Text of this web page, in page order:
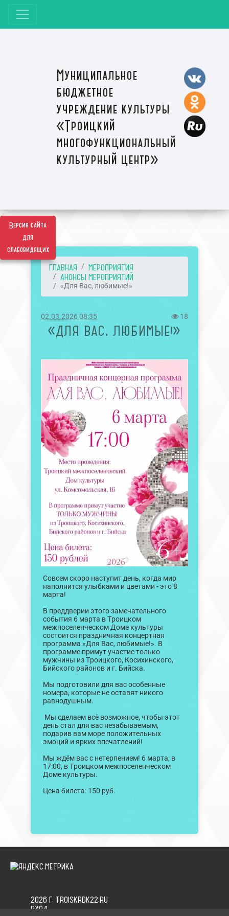
Версия сайта
для
слабовидящих
Муниципальное
бюджетное
учреждение культуры
«Троицкий
многофункциональный
культурный центр»
ГЛАВНАЯ
МЕРОПРИЯТИЯ
АНОНСЫ МЕРОПРИЯТИЙ
«Для Вас, любимые!»
02.03.2026 08:35 18
«ДЛЯ ВАС, ЛЮБИМЫЕ!»
Совсем скоро наступит день, когда мир
наполнится улыбками и цветами - это 8
марта!
В преддверии этого замечательного
события 6 марта в Троицком
межпоселенческом Доме культуры
состоится праздничная концертная
программа «Для Вас, любимые!». В
программе примут участие только
мужчины из Троицкого, Косихинского,
Бийского районов и г. Бийска.
Мы подготовили для вас особенные
номера, которые не оставят никого
равнодушным.
Мы сделаем всё возможное, чтобы этот
день стал для вас незабываемым,
подарив вам море положительных
эмоций и ярких впечатлений!
Мы ждём вас с нетерпением! 6 марта, в
17:00, в Троицком межпоселенческом
Доме культуры.
Цена билета: 150 руб.
2026 Г. TROISKRDK22.RU
ВХОД